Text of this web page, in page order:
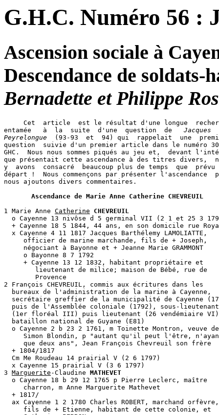
G.H.C. Numéro 56 :
Ascension sociale à
Descendance de
Bernadette et Philippe
Cet  article  est le résultat d'une longue
entamée   à  la  suite  d'une  question  de Jacques
Peyrelongue
(93-93  et  94) qui  rappelait  une
question  suivie d'un premier article dans le numéro
GHC.  Nous nous sommes piqués au jeu et,  devant
que présentait cette ascendance à des titres divers,
y  avons  consacré  beaucoup plus de temps  que
départ !  Nous commençons par présenter l'ascendance
nous ajoutons divers commentaires.
Ascendance de Marie Anne Catherine CHEVREUIL
1 Marie Anne Catherine
CHEVREUIL
o Cayenne 13 nivôse d 5 germinal VII (2 1 et 25 3
+ Cayenne 18 5 1844, 44 ans, en son domicile rue
  x Cayenne 4 11 1817 Jacques Barthélemy LAMOLIATTE,
     officier de marine marchande, fils de + Joseph,
     négociant à Bayonne et + Jeanne Marie GRAMMONT
     o Bayonne 8 7 1792
     + Cayenne 13 12 1832, habitant propriétaire et
        lieutenant de milice; maison de Bébé, rue de
        Provence
2 François CHEVREUIL, commis aux écritures dans les
  bureaux de l'administration de la marine à Cayenne,
secrétaire greffier de la municipalité de Cayenne
puis de l'Assemblée coloniale (1792), sous-
(1er floréal III) puis lieutenant (26 vendémiaire
  bataillon national de Guyane (E81)
o Cayenne 2 b 23 2 1761, m Toinette Montron, veuve
Simon Blondin, p "autant qu'il peut l'être,
     que deux ans", Jean François Chevreuil son frère
  + 1804/1817
  Cm Me Roudeau 14 prairial V (2 6 1797)
  x Cayenne 15 prairial V (3 6 1797)
3 Marguerite -Claudine MATHEVET
  o Cayenne 18 b 29 12 1765 p Pierre Leclerc, maître
     charron, m Anne Marguerite Mathevet
  + 1817/
ax Cayenne 1 2 1780 Charles ROBERT, marchand
     fils de + Etienne, habitant de cette colonie, et